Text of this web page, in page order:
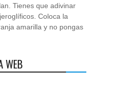
Tienes que adivinar
Coloca la
amarilla y no pongas
WEB